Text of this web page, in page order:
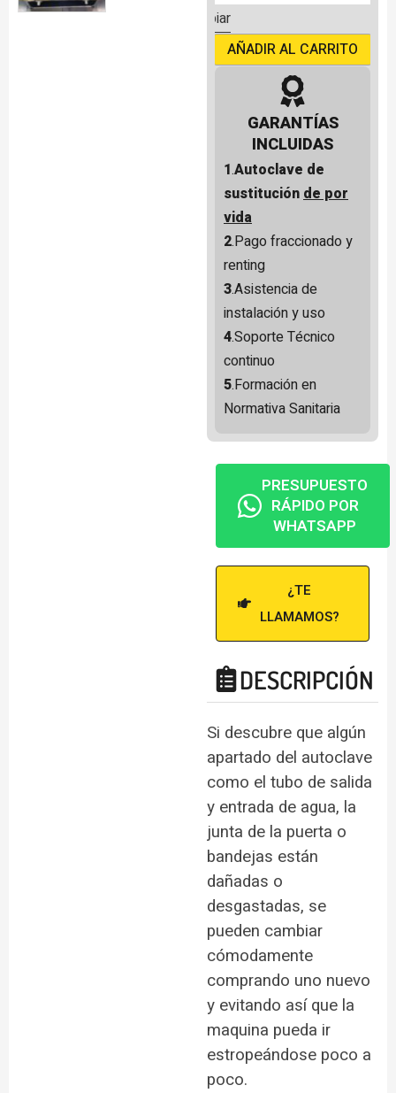
Limpiar
AÑADIR AL CARRITO
GARANTÍAS
INCLUIDAS
1.Autoclave de
sustitución de por
vida
2.Pago fraccionado y
renting
3.Asistencia de
instalación y uso
4.Soporte Técnico
continuo
5.Formación en
Normativa Sanitaria
PRESUPUESTO
RÁPIDO POR
WHATSAPP
¿TE
LLAMAMOS?
DESCRIPCIÓN
Si descubre que algún
apartado del autoclave
como el tubo de salida
y entrada de agua, la
junta de la puerta o
bandejas están
dañadas o
desgastadas, se
pueden cambiar
cómodamente
comprando uno nuevo
y evitando así que la
maquina pueda ir
estropeándose poco a
poco.